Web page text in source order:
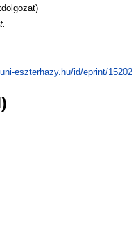
eszterhazy.hu/id/eprint/15202